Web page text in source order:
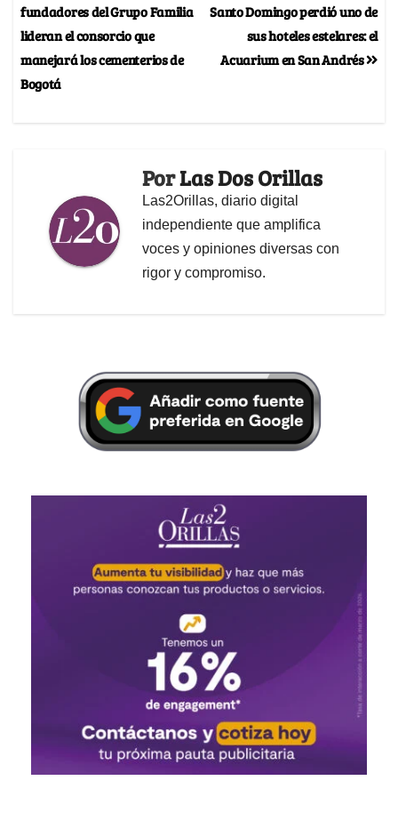
Santo Domingo perdió uno de
sus hoteles estelares: el
Acuarium en San Andrés
fundadores del Grupo Familia
lideran el consorcio que
manejará los cementerios de
Bogotá
PorLas Dos Orillas
Las2Orillas, diario digital
independiente que amplifica
voces y opiniones diversas con
rigor y compromiso.